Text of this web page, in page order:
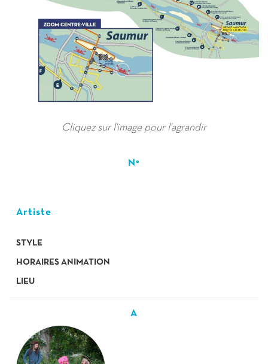
Cliquez sur l'image pour l'agrandir
N°
Artiste
STYLE
HORAIRES ANIMATION
LIEU
A